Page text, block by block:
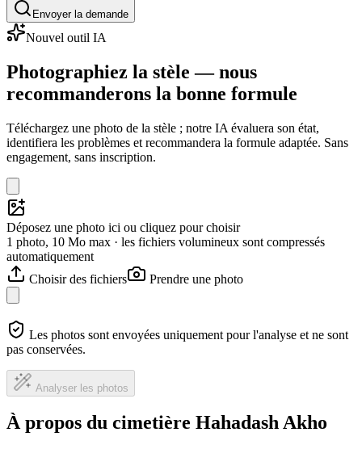
Envoyer la demande
Nouvel outil IA
Photographiez la stèle — nous
recommanderons la bonne formule
Téléchargez une photo de la stèle ; notre IA évaluera son état,
identifiera les problèmes et recommandera la formule adaptée. Sans
engagement, sans inscription.
Déposez une photo ici ou cliquez pour choisir
1 photo, 10 Mo max · les fichiers volumineux sont compressés
automatiquement
Choisir des fichiers
Prendre une photo
Les photos sont envoyées uniquement pour l'analyse et ne sont
pas conservées.
Analyser les photos
À propos du cimetière Hahadash Akho